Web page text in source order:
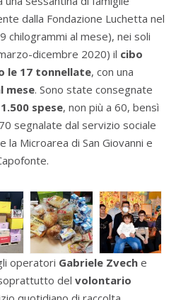
dalla Fondazione Luchetta nel
chilogrammi al mese), nei soli
dicembre 2020) il cibo
le 17 tonnellate, con una
mese. Sono state consegnate
spese, non più a 60, bensì
segnalate dal servizio sociale
la Microarea di San Giovanni e
operatori Gabriele Zvech e
del volontario